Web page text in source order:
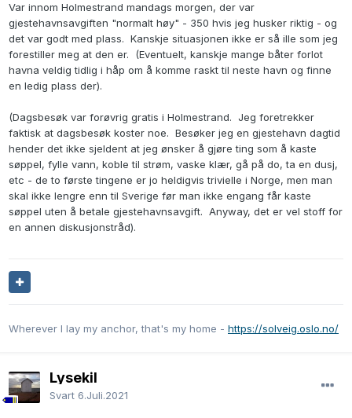
Var innom Holmestrand mandags morgen, der var
gjestehavnsavgiften "normalt høy" - 350 hvis jeg husker riktig - og
det var godt med plass. Kanskje situasjonen ikke er så ille som jeg
forestiller meg at den er. (Eventuelt, kanskje mange båter forlot
havna veldig tidlig i håp om å komme raskt til neste havn og finne
en ledig plass der).
(Dagsbesøk var forøvrig gratis i Holmestrand. Jeg foretrekker
faktisk at dagsbesøk koster noe. Besøker jeg en gjestehavn dagtid
hender det ikke sjeldent at jeg ønsker å gjøre ting som å kaste
søppel, fylle vann, koble til strøm, vaske klær, gå på do, ta en dusj,
etc - de to første tingene er jo heldigvis trivielle i Norge, men man
skal ikke lengre enn til Sverige før man ikke engang får kaste
søppel uten å betale gjestehavnsavgift. Anyway, det er vel stoff for
en annen diskusjonstråd).
Wherever I lay my anchor, that's my home - https://solveig.oslo.no/
Lysekil
Svart 6.Juli.2021